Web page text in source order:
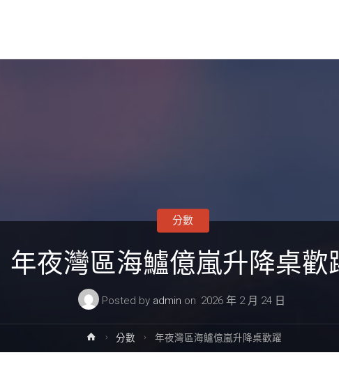
年夜灣區海鱸億嵐升降桌歡
Posted by admin on 2026 年 2 月 24 日
分數
Home分數 年夜灣區海鱸億嵐升降桌歡躍